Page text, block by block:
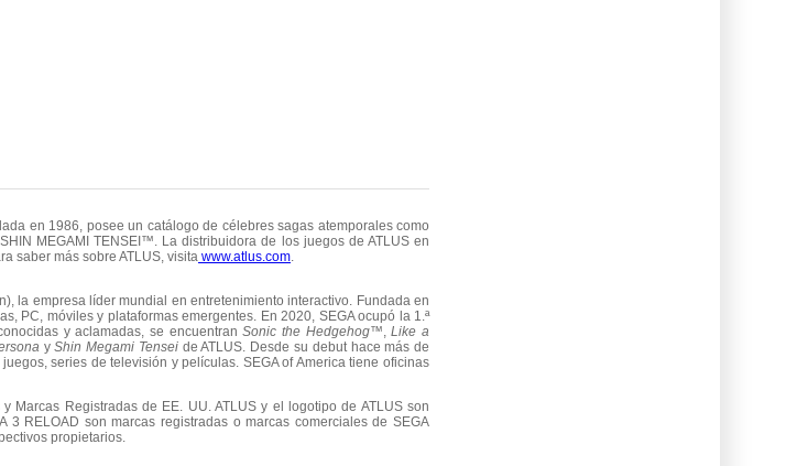
en 1986, posee un catálogo de célebres sagas atemporales como
MEGAMI TENSEI™. La distribuidora de los juegos de ATLUS en
saber más sobre ATLUS, visita www.atlus.com.
la empresa líder mundial en entretenimiento interactivo. Fundada en
PC, móviles y plataformas emergentes. En 2020, SEGA ocupó la 1.ª
y aclamadas, se encuentranSonic the Hedgehog™,Like a
yShin Megami Tensei de ATLUS. Desde su debut hace más de
series de televisión y películas. SEGA of America tiene oficinas
Marcas Registradas de EE. UU. ATLUS y el logotipo de ATLUS son
3 RELOAD son marcas registradas o marcas comerciales de SEGA
propietarios.